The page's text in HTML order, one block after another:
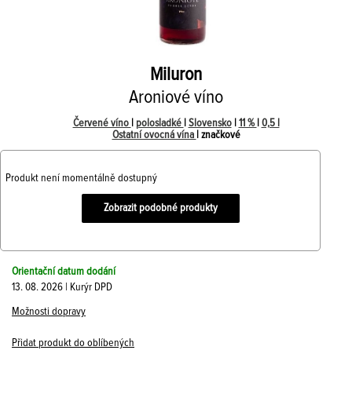
Miluron
Aroniové víno
Červené víno polosladké Slovensko| 11 % 0,5 l
Ostatní ovocná vína
| značkové
Produkt není momentálně dostupný
Zobrazit podobné produkty
Orientační datum dodání
13. 08. 2026 | Kurýr DPD
Možnosti dopravy
Přidat produkt do oblíbených